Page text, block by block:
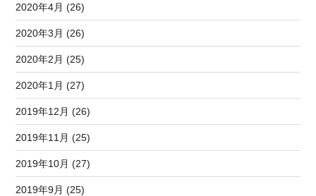
2020年4月 (26)
2020年3月 (26)
2020年2月 (25)
2020年1月 (27)
2019年12月 (26)
2019年11月 (25)
2019年10月 (27)
2019年9月 (25)